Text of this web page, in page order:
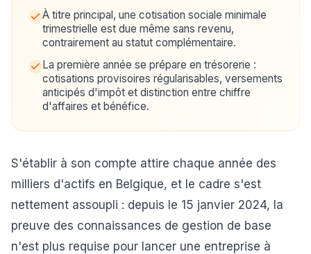
À titre principal, une cotisation sociale minimale
trimestrielle est due même sans revenu,
contrairement au statut complémentaire.
La première année se prépare en trésorerie :
cotisations provisoires régularisables, versements
anticipés d'impôt et distinction entre chiffre
d'affaires et bénéfice.
S'établir à son compte attire chaque année des
milliers d'actifs en Belgique, et le cadre s'est
nettement assoupli : depuis le 15 janvier 2024, la
preuve des connaissances de gestion de base
n'est plus requise pour lancer une entreprise à